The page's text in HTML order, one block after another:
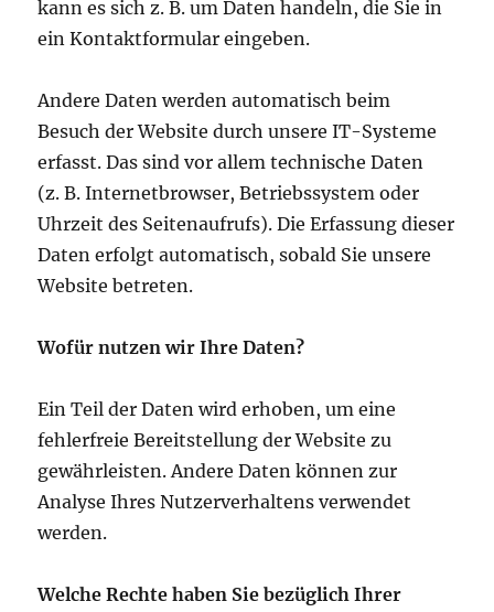
kann es sich z. B. um Daten handeln, die Sie in
ein Kontaktformular eingeben.
Andere Daten werden automatisch beim
Besuch der Website durch unsere IT-Systeme
erfasst. Das sind vor allem technische Daten
(z. B. Internetbrowser, Betriebssystem oder
Uhrzeit des Seitenaufrufs). Die Erfassung dieser
Daten erfolgt automatisch, sobald Sie unsere
Website betreten.
Wofür nutzen wir Ihre Daten?
Ein Teil der Daten wird erhoben, um eine
fehlerfreie Bereitstellung der Website zu
gewährleisten. Andere Daten können zur
Analyse Ihres Nutzerverhaltens verwendet
werden.
Welche Rechte haben Sie bezüglich Ihrer